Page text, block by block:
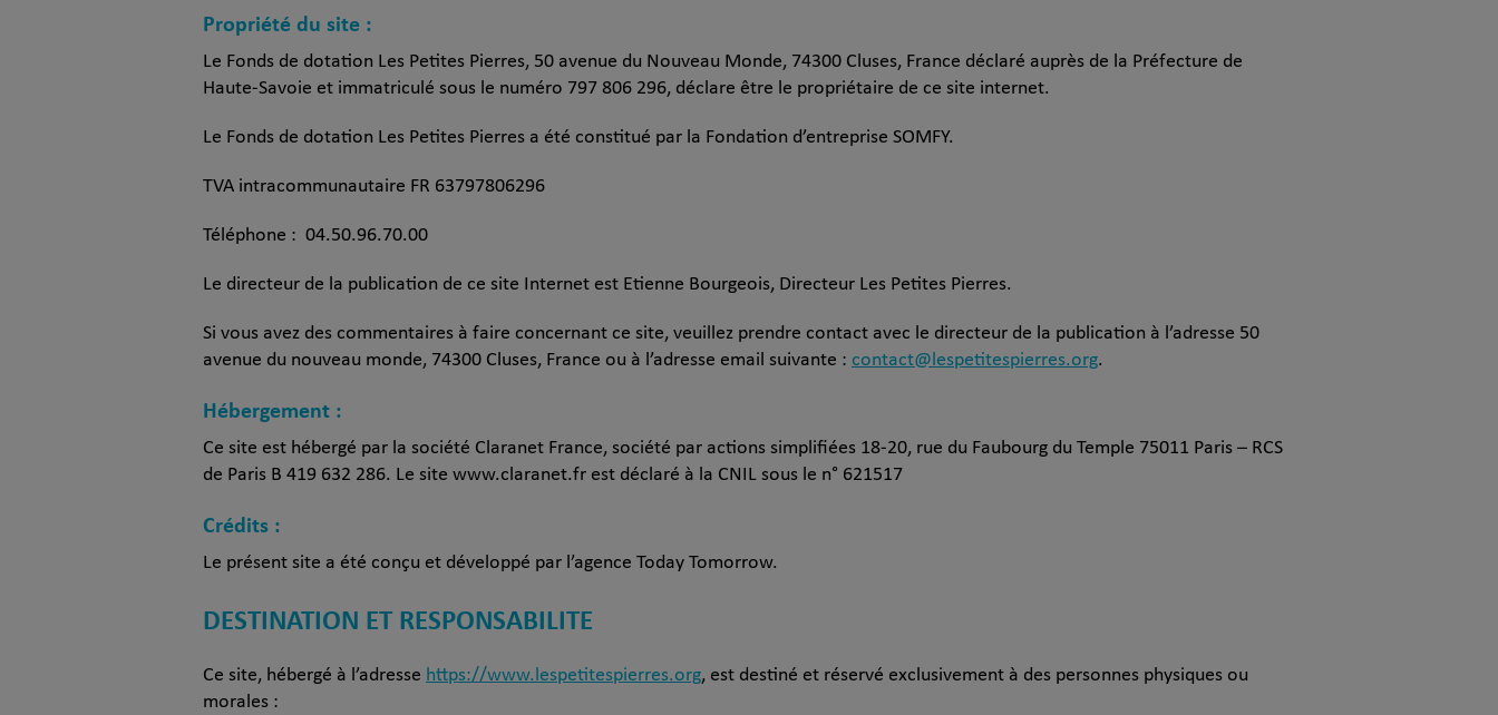
Propriété du site :
Le Fonds de dotation Les Petites Pierres, 50 avenue du Nouveau Monde, 74300 Cluses, France déclaré auprès de la Préfecture de
Haute-Savoie et immatriculé sous le numéro 797 806 296, déclare être le propriétaire de ce site internet.
Le Fonds de dotation Les Petites Pierres a été constitué par la Fondation d’entreprise SOMFY.
TVA intracommunautaire FR 63797806296
Téléphone : 04.50.96.70.00
Le directeur de la publication de ce site Internet est Etienne Bourgeois, Directeur Les Petites Pierres.
Si vous avez des commentaires à faire concernant ce site, veuillez prendre contact avec le directeur de la publication à l’adresse 50
avenue du nouveau monde, 74300 Cluses, France ou à l’adresse email suivante : contact@lespetitespierres.org.
Hébergement :
Ce site est hébergé par la société Claranet France, société par actions simplifiées 18-20, rue du Faubourg du Temple 75011 Paris – RCS
de Paris B 419 632 286. Le site www.claranet.fr est déclaré à la CNIL sous le n° 621517
Crédits :
Le présent site a été conçu et développé par l’agence Today Tomorrow.
DESTINATION ET RESPONSABILITE
Ce site, hébergé à l’adresse https://www.lespetitespierres.org, est destiné et réservé exclusivement à des personnes physiques ou
morales :